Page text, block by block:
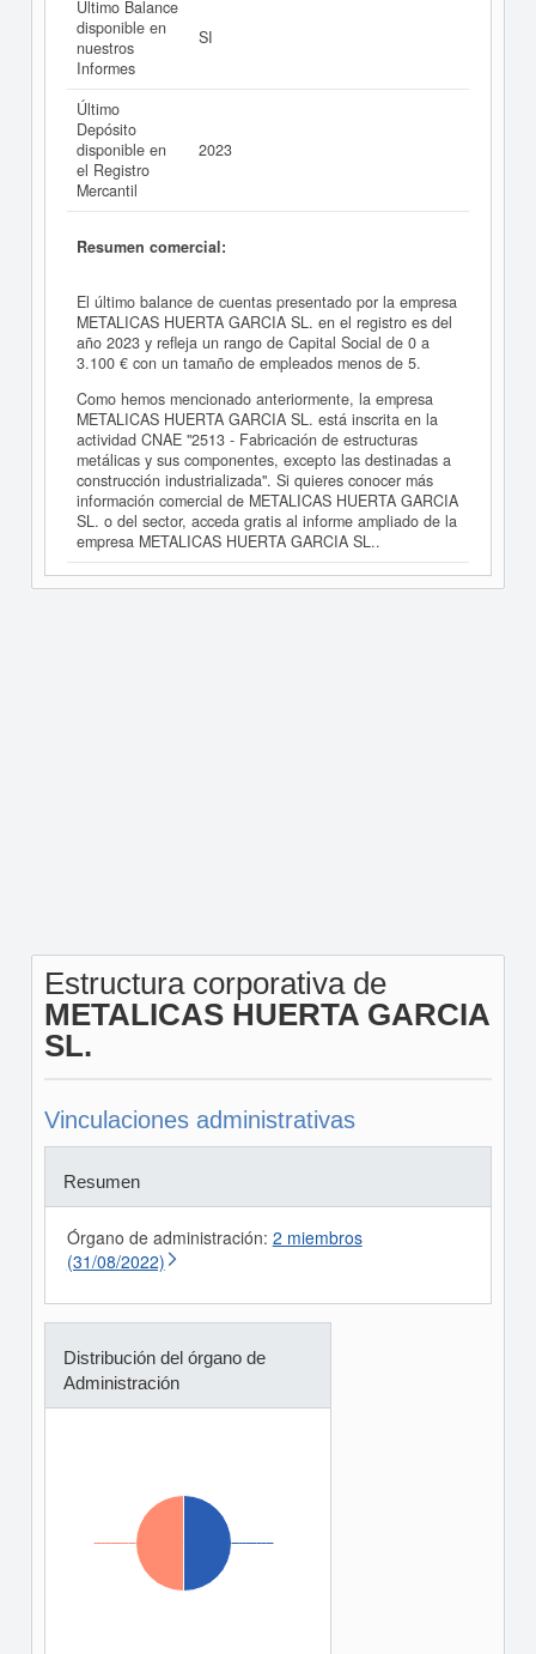
Último Balance
disponible en
nuestros
Informes
SI
Último
Depósito
disponible en
el Registro
Mercantil
2023
Resumen comercial:
El último balance de cuentas presentado por la empresa
METALICAS HUERTA GARCIA SL. en el registro es del
año 2023 y refleja un rango de Capital Social de 0 a
3.100 € con un tamaño de empleados menos de 5.
Como hemos mencionado anteriormente, la empresa
METALICAS HUERTA GARCIA SL. está inscrita en la
actividad CNAE "2513 - Fabricación de estructuras
metálicas y sus componentes, excepto las destinadas a
construcción industrializada". Si quieres conocer más
información comercial de METALICAS HUERTA GARCIA
SL. o del sector, acceda gratis al informe ampliado de la
empresa METALICAS HUERTA GARCIA SL..
Estructura corporativa de
METALICAS HUERTA GARCIA
SL.
Vinculaciones administrativas
Resumen
Órgano de administración: 2 miembros
(31/08/2022)
Distribución del órgano de
Administración